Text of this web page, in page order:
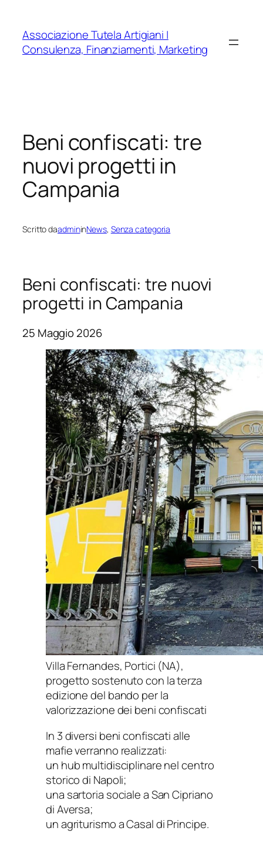
contenuto
Associazione Tutela Artigiani |
Consulenza, Finanziamenti, Marketing
Beni confiscati: tre
nuovi progetti in
Campania
Scritto daadmininNews, Senza categoria
Beni confiscati: tre nuovi
progetti in Campania
25 Maggio 2026
Villa Fernandes, Portici (NA),
progetto sostenuto con la terza
edizione del bando per la
valorizzazione dei beni confiscati
In 3 diversi beni confiscati alle
mafie verranno realizzati:
un hub multidisciplinare nel centro
storico di Napoli;
una sartoria sociale a San Cipriano
di Aversa;
un agriturismo a Casal di Principe.